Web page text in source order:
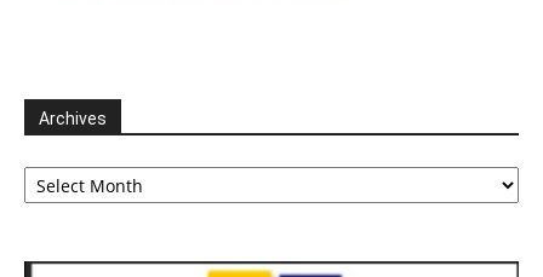
Archives
Archives